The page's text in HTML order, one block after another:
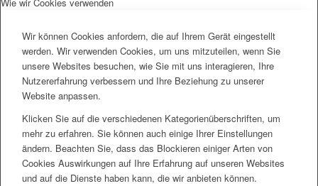
Wir können Cookies anfordern, die auf Ihrem Gerät eingestellt
werden. Wir verwenden Cookies, um uns mitzuteilen, wenn Sie
unsere Websites besuchen, wie Sie mit uns interagieren, Ihre
Nutzererfahrung verbessern und Ihre Beziehung zu unserer
Website anpassen.
Klicken Sie auf die verschiedenen Kategorienüberschriften, um
mehr zu erfahren. Sie können auch einige Ihrer Einstellungen
ändern. Beachten Sie, dass das Blockieren einiger Arten von
Cookies Auswirkungen auf Ihre Erfahrung auf unseren Websites
und auf die Dienste haben kann, die wir anbieten können.